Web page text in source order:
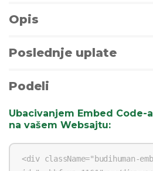
Opis
Poslednje uplate
Podeli
Ubacivanjem Embed Code-a
na vašem Websajtu: